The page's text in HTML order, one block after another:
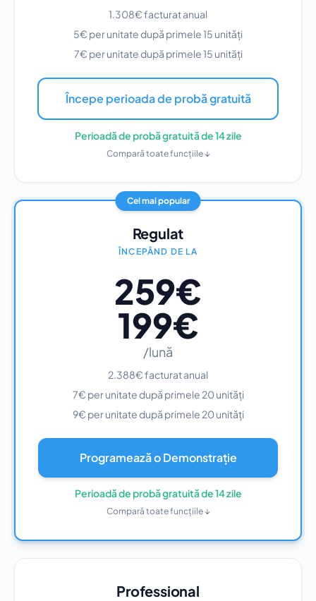
1.308€ facturat anual
5€ per unitate după primele 15 unități
7€ per unitate după primele 15 unități
Începe perioada de probă gratuită
Perioadă de probă gratuită de 14 zile
Compară toate funcțiile ↓
Cel mai popular
Regulat
ÎNCEPÂND DE LA
259€
199€
/lună
2.388€ facturat anual
7€ per unitate după primele 20 unități
9€ per unitate după primele 20 unități
Programează o Demonstrație
Perioadă de probă gratuită de 14 zile
Compară toate funcțiile ↓
Professional